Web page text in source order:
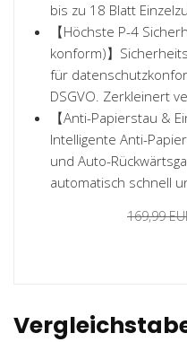
bis zu 18 Blatt
【Höchste P-4
konform)】
für
DSGVO. Zerkleinert
【Anti-Papierstau &
Intelligente Anti-
und Auto-
automatisch schnell
169,99